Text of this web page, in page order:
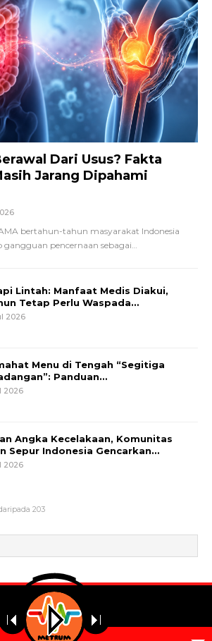
Dari Usus? Fakta
Jarang Dipahami
bertahun-tahun masyarakat Indonesia
pencernaan sebagai…
Lintah: Manfaat Medis Diakui,
Tetap Perlu Waspada…
2026
Menu di Tengah “Segitiga
Panduan…
2026
Angka Kecelakaan, Komunitas
Sepur Indonesia Gencarkan…
2026
203
- Metrum. All Rights Reserved.